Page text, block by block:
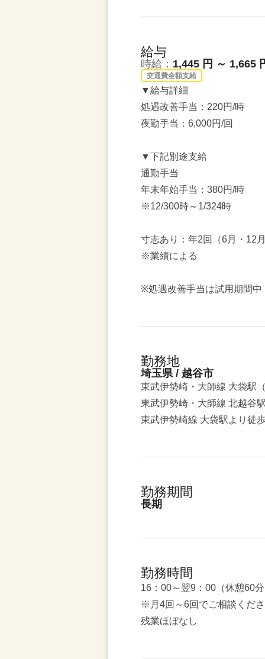
給与
時給： 1,445 円 ～ 1,665
交通費全額支給
▼給与詳細
処遇改善手当：220円/時
夜勤手当：6,000円/回
▼下記別途支給
通勤手当
年末年始手当：380円/時
※12/300時～1/324時
寸志あり：年2回（6月・12月
※業績による
※処遇改善手当は試用期間中
勤務地
埼玉県 / 越谷市
東武伊勢崎・大師線 大袋駅
東武伊勢崎・大師線 北越谷駅
東武伊勢崎線 大袋駅より徒
勤務期間
長期
勤務時間
16：00～翌9：00（休憩60分
※月4回～6回でご相談くだ
残業ほぼなし